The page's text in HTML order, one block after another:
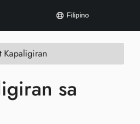
Filipino
Kapaligiran
sa